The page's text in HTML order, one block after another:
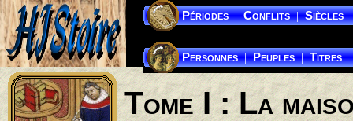
Périodes | Conflits | Siècles |
Personnes | Peuples | Titres
Tome I : La